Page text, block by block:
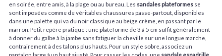
en soirée, entre amis, à la plage ou au bureau. Les sandales plateformesse
sont imposées comme de véritables chaussures passe-partout, disponibles
dans une palette qui va du noir classique au beige crème, en passant par le
marron. Petit repère pratique : une plateforme de 3 à 5 cm suffit généralement
à donner du galbe à la jambe sans fatiguer la cheville sur une longue marche,
contrairement à des talons plus hauts. Pour un style sobre, associez un